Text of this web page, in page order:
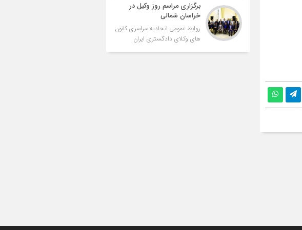
برگزاری مراسم روز وکیل در
خراسان شمالی
روابط عمومی اتحادیه سراسری کانون
های وکلای دادگستری ایران